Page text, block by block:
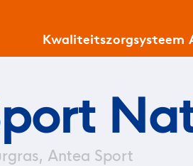
Kwaliteitszorgsysteem
Antea Sport